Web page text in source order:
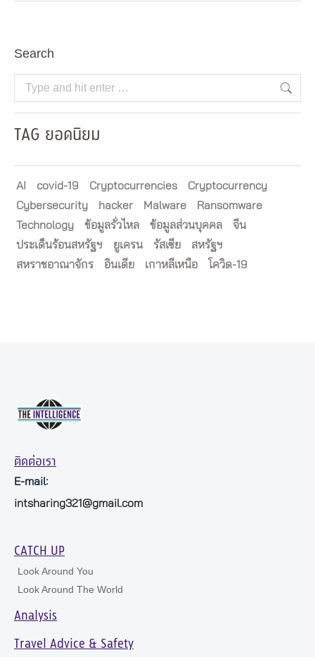
Search
Search:
TAG ยอดนิยม
AI covid-19 Cryptocurrencies
Cryptocurrency
Cybersecurity
hacker Malware
Ransomware
Technology
ข้อมูลรั่วไหล ข้อมูลส่วนบุคคล
จีน
ประเด็นร้อนสหรัฐฯ
ยูเครน รัสเซีย
สหรัฐฯ
สหราชอาณาจักร
อินเดีย เกาหลีเหนือ โควิด-19
ติดต่อเรา
E-mail:
intsharing321@gmail.com
CATCH UP
Look Around You
Look Around The World
Analysis
Travel Advice & Safety